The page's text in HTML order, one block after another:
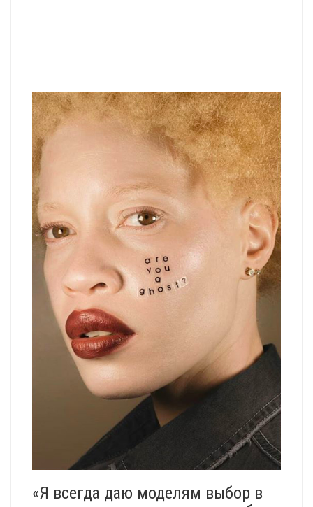
«Я всегда даю моделям выбор в